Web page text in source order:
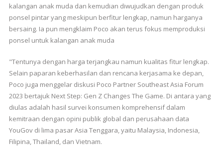
kalangan anak muda dan kemudian diwujudkan dengan produk
ponsel pintar yang meskipun berfitur lengkap, namun harganya
bersaing. Ia pun mengklaim Poco akan terus fokus memproduksi
ponsel untuk kalangan anak muda
"Tentunya dengan harga terjangkau namun kualitas fitur lengkap.
Selain paparan keberhasilan dan rencana kerjasama ke depan,
Poco juga menggelar diskusi Poco Partner Southeast Asia Forum
2023 bertajuk Next Step: Gen Z Changes The Game. Di antara yang
diulas adalah hasil survei konsumen komprehensif dalam
kemitraan dengan opini publik global dan perusahaan data
YouGov di lima pasar Asia Tenggara, yaitu Malaysia, Indonesia,
Filipina, Thailand, dan Vietnam.